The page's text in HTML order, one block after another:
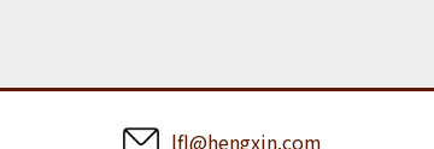
lfl@hengxin.com